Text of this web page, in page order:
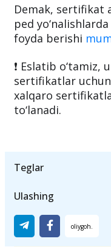
bo‘lgani uchun
qo‘llanilmaydi.
ped
foyda berishi
❗️ Eslatib o‘tamiz,
Ulashing